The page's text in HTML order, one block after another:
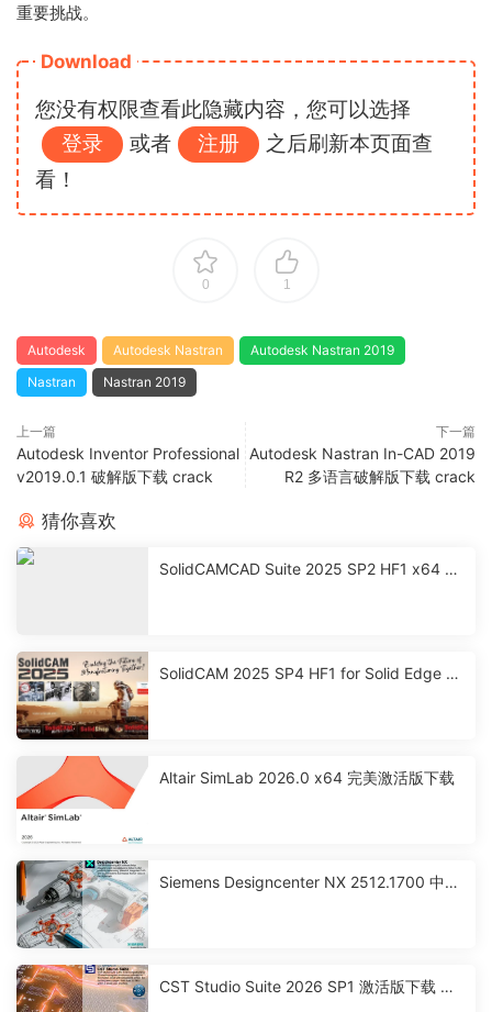
重要挑战。
Download
您没有权限查看此隐藏内容，您可以选择
登录
或者 注册
之后刷新本页面查
看！
0 1
Autodesk Autodesk Nastran
Autodesk Nastran 2019
Nastran
Nastran 2019
上一篇
Autodesk Inventor Professional
v2019.0.1 破解版下载 crack
下一篇
Autodesk Nastran In-CAD 2019
R2 多语言破解版下载 crack
猜你喜欢
SolidCAMCAD Suite 2025 SP2 HF1 x64 激
SolidCAM 2025 SP4 HF1 for Solid Edge 激
Altair SimLab 2026.0 x64 完美激活版下载
Siemens Designcenter NX 2512.1700 中文
CST Studio Suite 2026 SP1 激活版下载 高